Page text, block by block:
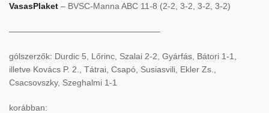
VasasPlaket – BVSC-Manna ABC 11-8 (2-2, 3-2, 3-2, 3-2)
——————————————————
gólszerzők: Durdic 5, Lőrinc, Szalai 2-2, Gyárfás, Bátori 1-1,
illetve Kovács P. 2., Tátrai, Csapó, Susiasvili, Ekler Zs.,
Csacsovszky, Szeghalmi 1-1
korábban: